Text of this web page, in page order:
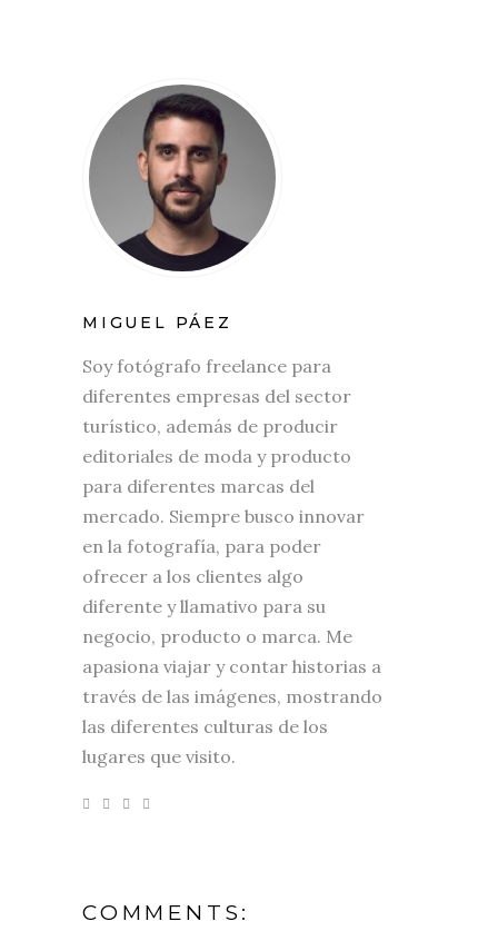
MIGUEL PÁEZ
Soy fotógrafo freelance para
diferentes empresas del sector
turístico, además de producir
editoriales de moda y producto
para diferentes marcas del
mercado. Siempre busco innovar
en la fotografía, para poder
ofrecer a los clientes algo
diferente y llamativo para su
negocio, producto o marca. Me
apasiona viajar y contar historias a
través de las imágenes, mostrando
las diferentes culturas de los
lugares que visito.
COMMENTS: